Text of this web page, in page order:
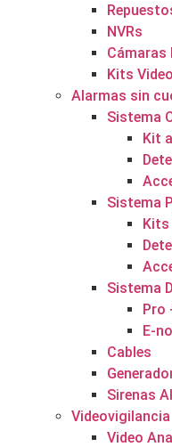
NVRs
Cámaras
Kits Video
Alarmas sin
Sistema
Kit
Sistema
Kits
Sistema
Pro
E-
Cables
Sirenas
Videovigilancia
Video